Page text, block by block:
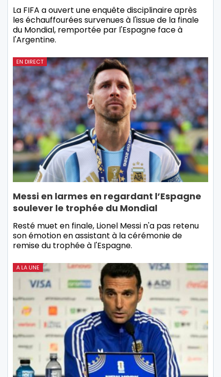
La FIFA a ouvert une enquête disciplinaire après
les échauffourées survenues à l'issue de la finale
du Mondial, remportée par l'Espagne face à
l'Argentine.
EN DIRECT
Messi en larmes en regardant l’Espagne
soulever le trophée du Mondial
Resté muet en finale, Lionel Messi n'a pas retenu
son émotion en assistant à la cérémonie de
remise du trophée à l'Espagne.
A LA UNE